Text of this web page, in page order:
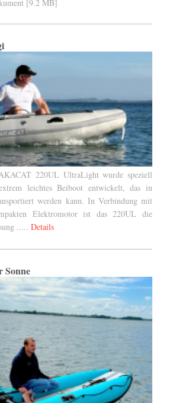
[9.2 MB]
220UL UltraLight wurde speziell
leichtes Beiboot entwickelt, das in
werden kann. In Verbindung mit
Elektromotor ist das 220UL die
..... Details
Sonne